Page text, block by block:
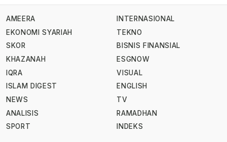
AMEERA
EKONOMI SYARIAH
SKOR
KHAZANAH
IQRA
ISLAM DIGEST
NEWS
ANALISIS
SPORT
INTERNASIONAL
TEKNO
BISNIS FINANSIAL
ESGNOW
VISUAL
ENGLISH
TV
RAMADHAN
INDEKS